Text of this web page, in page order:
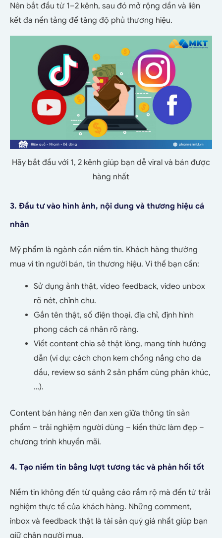
Nên bắt đầu từ 1–2 kênh, sau đó mở rộng dần và liên
kết đa nền tảng để tăng độ phủ thương hiệu.
Hãy bắt đầu với 1, 2 kênh giúp bạn dễ viral và bán được
hàng nhất
3. Đầu tư vào hình ảnh, nội dung và thương hiệu cá
nhân
Mỹ phẩm là ngành cần niềm tin. Khách hàng thường
mua vì tin người bán, tin thương hiệu. Vì thế bạn cần:
Sử dụng ảnh thật, video feedback, video unbox
rõ nét, chỉnh chu.
Gắn tên thật, số điện thoại, địa chỉ, định hình
phong cách cá nhân rõ ràng.
Viết content chia sẻ thật lòng, mang tính hướng
dẫn (ví dụ: cách chọn kem chống nắng cho da
dầu, review so sánh 2 sản phẩm cùng phân khúc,
…).
Content bán hàng nên đan xen giữa thông tin sản
phẩm – trải nghiệm người dùng – kiến thức làm đẹp –
chương trình khuyến mãi.
4. Tạo niềm tin bằng lượt tương tác và phản hồi tốt
Niềm tin không đến từ quảng cáo rầm rộ mà đến từ trải
nghiệm thực tế của khách hàng. Những comment,
inbox và feedback thật là tài sản quý giá nhất giúp bạn
giữ chân người mua.